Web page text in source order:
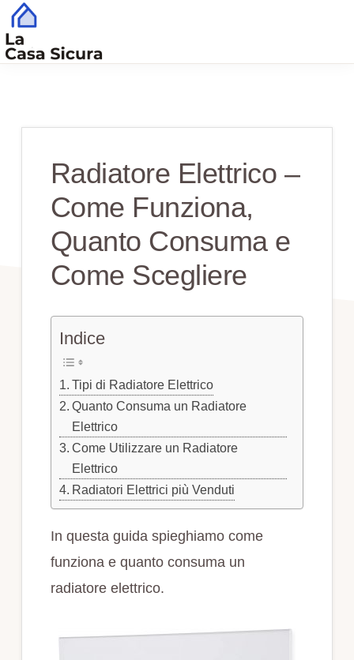
Skip
to
main
Skip
to
primary
che
Radiatore Elettrico –
Come Funziona,
Quanto Consuma e
Come Scegliere
Indice
Tipi di Radiatore Elettrico
Quanto Consuma un Radiatore
Elettrico
Come Utilizzare un Radiatore
Elettrico
Radiatori Elettrici più Venduti
In questa guida spieghiamo come
funziona e quanto consuma un
radiatore elettrico.